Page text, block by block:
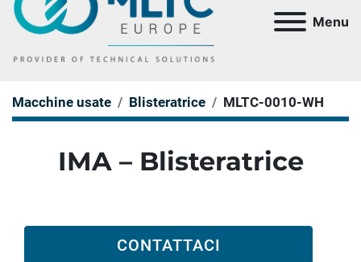
Menu
Macchine usate Blisteratrice MLTC-0010-WH
IMA – Blisteratrice
CONTATTACI